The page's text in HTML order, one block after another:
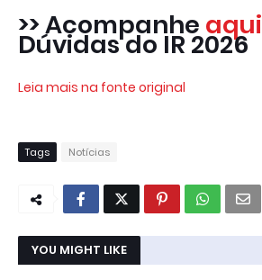
>> Acompanhe aqui
Dúvidas do IR 2026
Leia mais na fonte original
Tags Notícias
YOU MIGHT LIKE